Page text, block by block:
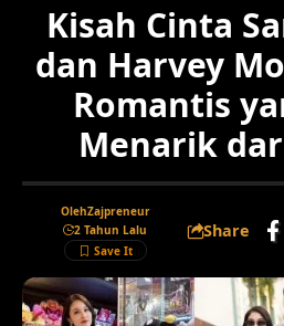
Kisah Cinta
dan Harvey
Romantis
Menarik
OlehZajpreneur
2 Tahun Lalu
Share